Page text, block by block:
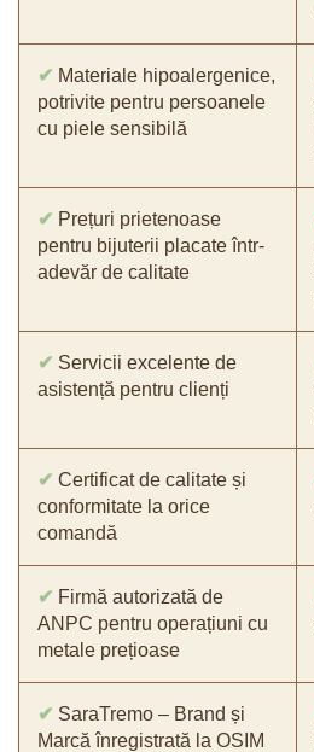
✔ Materiale hipoalergenice,
potrivite pentru persoanele
cu piele sensibilă
✔ Prețuri prietenoase
pentru bijuterii placate într-
adevăr de calitate
✔ Servicii excelente de
asistență pentru clienți
✔ Certificat de calitate și
conformitate la orice
comandă
✔ Firmă autorizată de
ANPC pentru operațiuni cu
metale prețioase
✔ SaraTremo – Brand și
Marcă înregistrată la OSIM